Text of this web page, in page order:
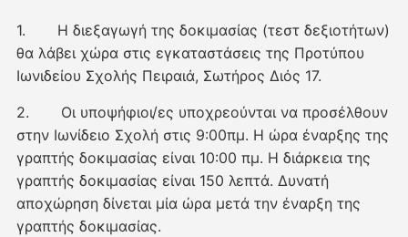
1. Η διεξαγωγή της δοκιμασίας (τεστ δεξιοτήτων)
θα λάβει χώρα στις εγκαταστάσεις της Προτύπου
Ιωνιδείου Σχολής Πειραιά, Σωτήρος Διός 17.
2. Οι υποψήφιοι/ες υποχρεούνται να προσέλθουν
στην Ιωνίδειο Σχολή στις 9:00πμ. Η ώρα έναρξης της
γραπτής δοκιμασίας είναι 10:00 πμ. Η διάρκεια της
γραπτής δοκιμασίας είναι 150 λεπτά. Δυνατή
αποχώρηση δίνεται μία ώρα μετά την έναρξη της
γραπτής δοκιμασίας.